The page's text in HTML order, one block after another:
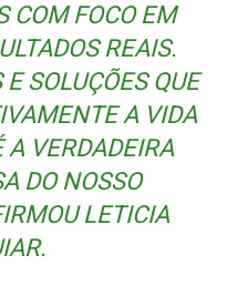
COM FOCO EM
REAIS.
SOLUÇÕES QUE
A VIDA
A VERDADEIRA
DO NOSSO
LETICIA